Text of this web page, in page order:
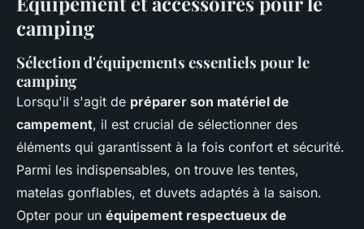
camping
Sélection d'équipements essentiels pour le
camping
Lorsqu'il s'agit de préparer son matériel de
campement, il est crucial de sélectionner des
éléments qui garantissent à la fois confort et sécurité.
Parmi les indispensables, on trouve les tentes,
matelas gonflables, et duvets adaptés à la saison.
Opter pour un équipement respectueux de